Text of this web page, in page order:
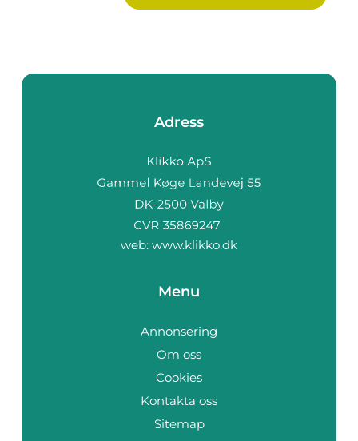
Adress
web: www.klikko.dk
Menu
Annonsering
Om oss
Cookies
Kontakta oss
Sitemap